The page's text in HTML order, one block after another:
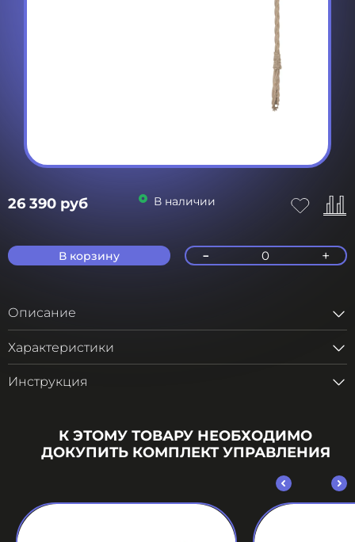
26 390 руб В наличии
В корзину - 0 +
Описание
Характеристики
Инструкция
К ЭТОМУ ТОВАРУ НЕОБХОДИМО
ДОКУПИТЬ КОМПЛЕКТ УПРАВЛЕНИЯ